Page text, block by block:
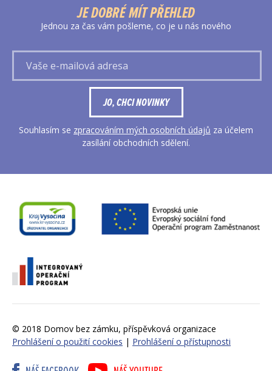
JE DOBRÉ MÍT PŘEHLED
Jednou za čas vám pošleme, co je u nás nového
Vaše
mailová
JO, CHCI NOVINKY
Souhlasím se zpracováním mých osobních údajů za účelem
zasílání obchodních sdělení.
© 2018 Domov bez zámku, příspěvková organizace
Prohlášení o použití cookies | Prohlášení o přístupnosti